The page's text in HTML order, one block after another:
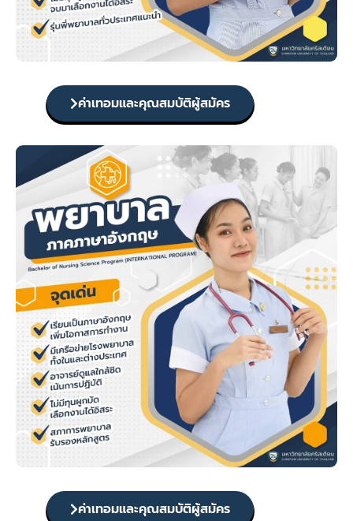
ค่าเทอมและคุณสมบัติผู้สมัคร
ค่าเทอมและคุณสมบัติผู้สมัคร